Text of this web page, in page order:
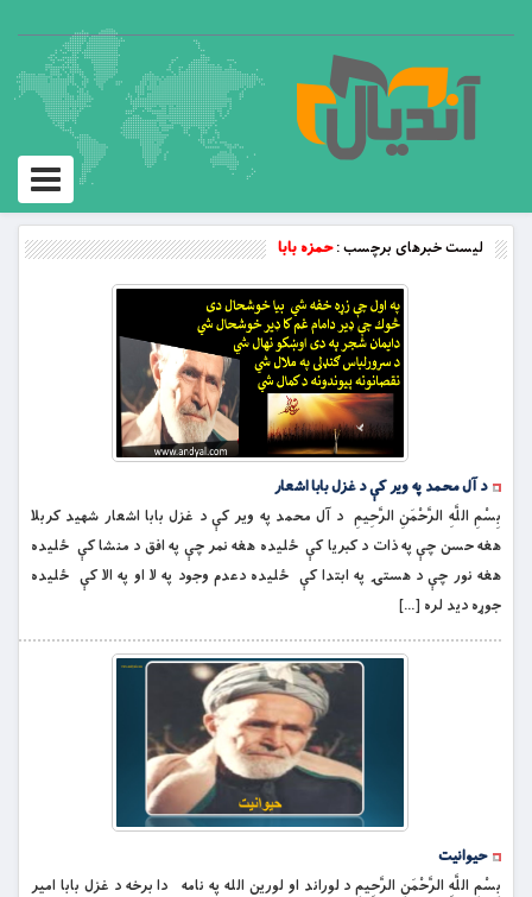
Toggle
لیست خبرهای برچسب :حمزه بابا
د آل محمد په ویر کې د غزل بابا اشعار
بِسْمِ اللَّهِ الرَّحْمَنِ الرَّحِيمِ د آل محمد په ویر کې د غزل بابا اشعار شهيد كربلا
هغه حسن چې په ذات د كبريا کې ځليده هغه نمر چې په افق د منشا کې ځليده
هغه نور چې د هستۍ په ابتدا کې ځليده دعدم وجود په لا او په الا کې ځليده
جوړه ديد لره […]
حیوانیت
بِسْمِ اللَّهِ الرَّحْمَنِ الرَّحِيمِ د لوراند او لورین الله په نامه دا برخه د غزل بابا امیر